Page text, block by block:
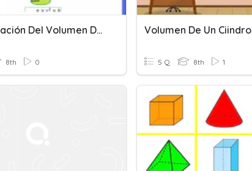
Determinación Del Volumen De Sólidos
8th 0
Volumen De Un Ciindro
5 Q 8th 1